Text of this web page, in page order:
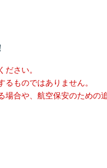
さい。
ものではありません。
合や、航空保安のため